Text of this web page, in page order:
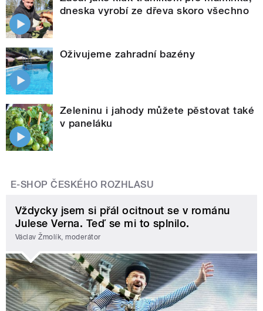
dneska vyrobí ze dřeva skoro všechno
Oživujeme zahradní bazény
Zeleninu i jahody můžete pěstovat také
v paneláku
E-SHOP ČESKÉHO ROZHLASU
Vždycky jsem si přál ocitnout se v románu
Julese Verna. Teď se mi to splnilo.
Václav Žmolík, moderátor